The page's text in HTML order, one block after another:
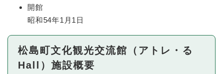
開館
昭和54年1月1日
松島町文化観光交流館（アトレ・る
Hall）施設概要